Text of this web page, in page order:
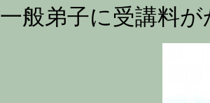
一般弟子に受講料